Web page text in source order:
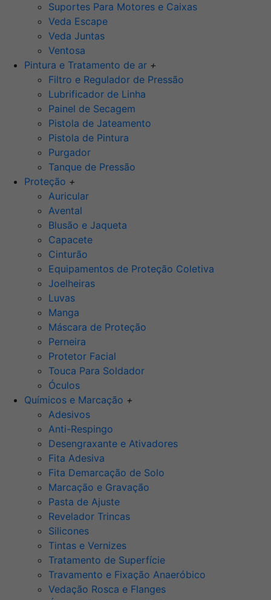
Suportes Para Motores e Caixas
Veda Escape
Veda Juntas
Ventosa
Pintura e Tratamento de ar +
Filtro e Regulador de Pressão
Lubrificador de Linha
Painel de Secagem
Pistola de Jateamento
Pistola de Pintura
Purgador
Tanque de Pressão
Proteção +
Auricular
Avental
Blusão e Jaqueta
Capacete
Cinturão
Equipamentos de Proteção Coletiva
Joelheiras
Luvas
Manga
Máscara de Proteção
Perneira
Protetor Facial
Touca Para Soldador
Óculos
Químicos e Marcação +
Adesivos
Anti-Respingo
Desengraxante e Ativadores
Fita Adesiva
Fita Demarcação de Solo
Marcação e Gravação
Pasta de Ajuste
Revelador Trincas
Silicones
Tintas e Vernizes
Tratamento de Superfície
Travamento e Fixação Anaeróbico
Vedação Rosca e Flanges